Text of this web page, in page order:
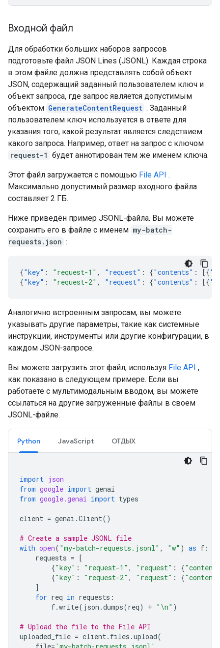
Входной файл
Для обработки больших наборов запросов
подготовьте файл JSON Lines (JSONL). Каждая строка
в этом файле должна представлять собой объект
JSON, содержащий заданный пользователем ключ и
объект запроса, где запрос является допустимым
объектом GenerateContentRequest . Заданный
пользователем ключ используется в ответе для
указания того, какой результат является следствием
какого запроса. Например, ответ на запрос с ключом
request-1 будет аннотирован тем же именем ключа.
Этот файл загружается с помощью File API .
Максимально допустимый размер входного файла
составляет 2 ГБ.
Ниже приведён пример JSONL-файла. Вы можете
сохранить его в файле с именем my-batch-
requests.json :
{"key" : "request-1" , "request" : {"contents" : [{
{"key" : "request-2" , "request" : {"contents" : [{
Аналогично встроенным запросам, вы можете
указывать другие параметры, такие как системные
инструкции, инструменты или другие конфигурации, в
каждом JSON-запросе.
Вы можете загрузить этот файл, используя File API ,
как показано в следующем примере. Если вы
работаете с мультимодальным вводом, вы можете
ссылаться на другие загруженные файлы в своем
JSONL-файле.
Python JavaScript ОТДЫХ
import json
from google import genai
from google.genai import types
client = genai .Client()
# Create a sample JSONL file
with open( "my-batch-requests.jsonl" , "w" ) as f :
requests = [
{"key" : "request-1" , "request" : {
{"key" : "request-2" , "request" : {
]
for req in requests :
f.write( json .dumps(req) + " \n" )
# Upload the file to the File API
uploaded_file = client. files .upload(